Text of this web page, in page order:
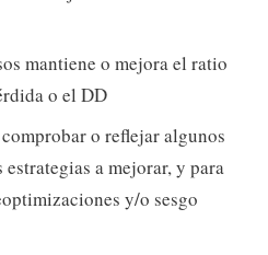
mantiene o mejora el ratio
o el DD
o reflejar algunos
estrategias a mejorar, y para
y/o sesgo